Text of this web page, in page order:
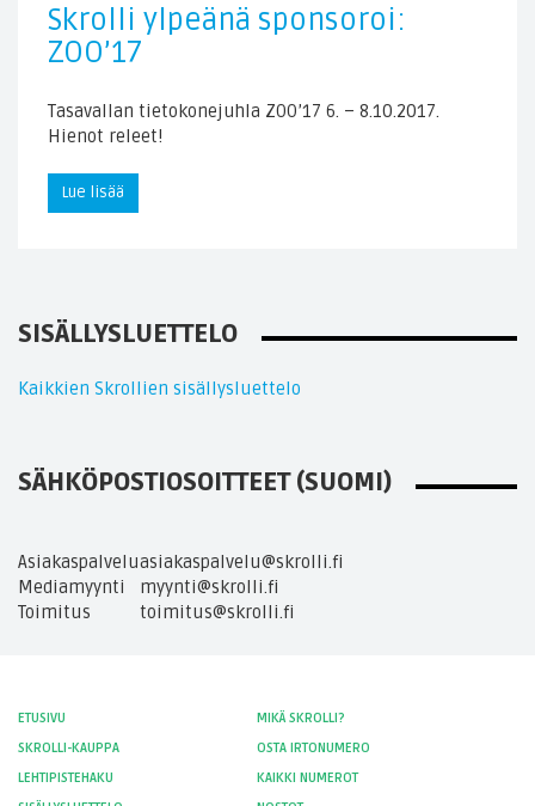
Skrolli ylpeänä sponsoroi:
ZOO’17
Tasavallan tietokonejuhla ZOO’17 6. – 8.10.2017.
Hienot releet!
Lue lisää
SISÄLLYSLUETTELO
Kaikkien Skrollien sisällysluettelo
SÄHKÖPOSTIOSOITTEET (SUOMI)
Asiakaspalveluasiakaspalvelu@skrolli.fi
Mediamyynti
myynti@skrolli.fi
Toimitus
toimitus@skrolli.fi
ETUSIVU
MIKÄ SKROLLI?
SKROLLI-KAUPPA
OSTA IRTONUMERO
LEHTIPISTEHAKU
KAIKKI NUMEROT